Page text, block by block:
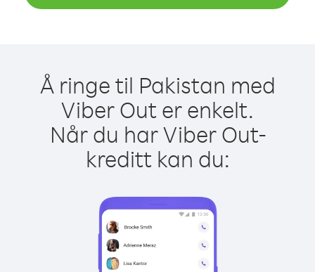
Å ringe til Pakistan med
Viber Out er enkelt.
Når du har Viber Out-
kreditt kan du: